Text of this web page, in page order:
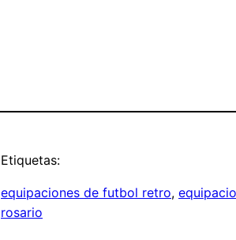
Etiquetas:
equipaciones de futbol retro,
rosario